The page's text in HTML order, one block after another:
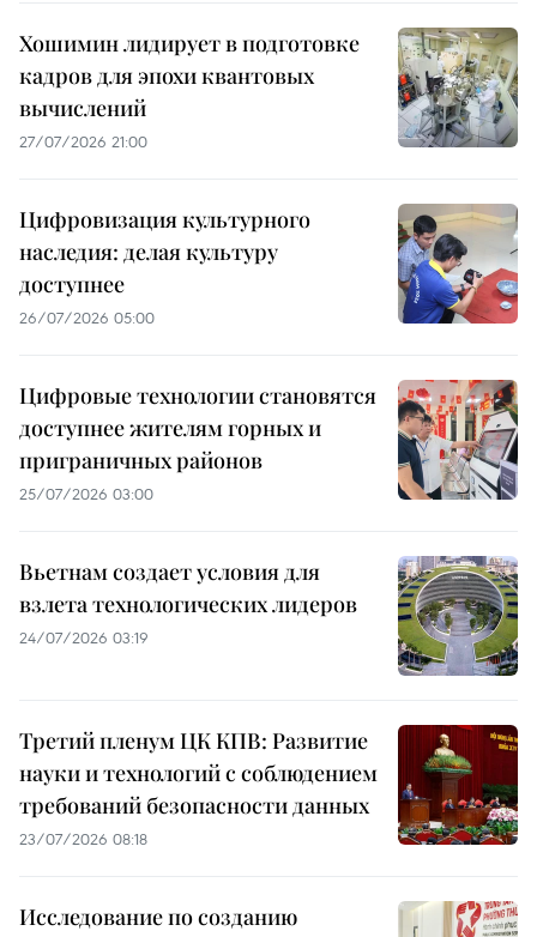
Хошимин лидирует в подготовке
кадров для эпохи квантовых
вычислений
27/07/2026 21:00
Цифровизация культурного
наследия: делая культуру
доступнее
26/07/2026 05:00
Цифровые технологии становятся
доступнее жителям горных и
приграничных районов
25/07/2026 03:00
Вьетнам создает условия для
взлета технологических лидеров
24/07/2026 03:19
Третий пленум ЦК КПВ: Развитие
науки и технологий с соблюдением
требований безопасности данных
23/07/2026 08:18
Исследование по созданию